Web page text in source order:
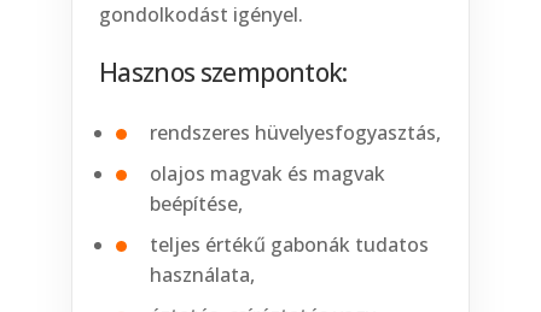
gondolkodást igényel.
Hasznos szempontok:
rendszeres hüvelyesfogyasztás,
olajos magvak és magvak
beépítése,
teljes értékű gabonák tudatos
használata,